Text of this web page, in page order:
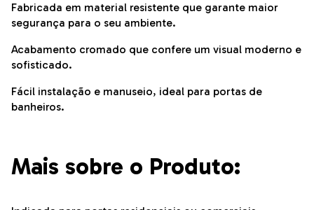
Fabricada em material resistente que garante maior
segurança para o seu ambiente.
Acabamento cromado que confere um visual moderno e
sofisticado.
Fácil instalação e manuseio, ideal para portas de
banheiros.
Mais sobre o Produto: